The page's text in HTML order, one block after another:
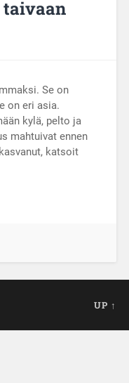
Se on
on eri asia.
kylä, pelto ja
mahtuivat ennen
katsoit
UP ↑